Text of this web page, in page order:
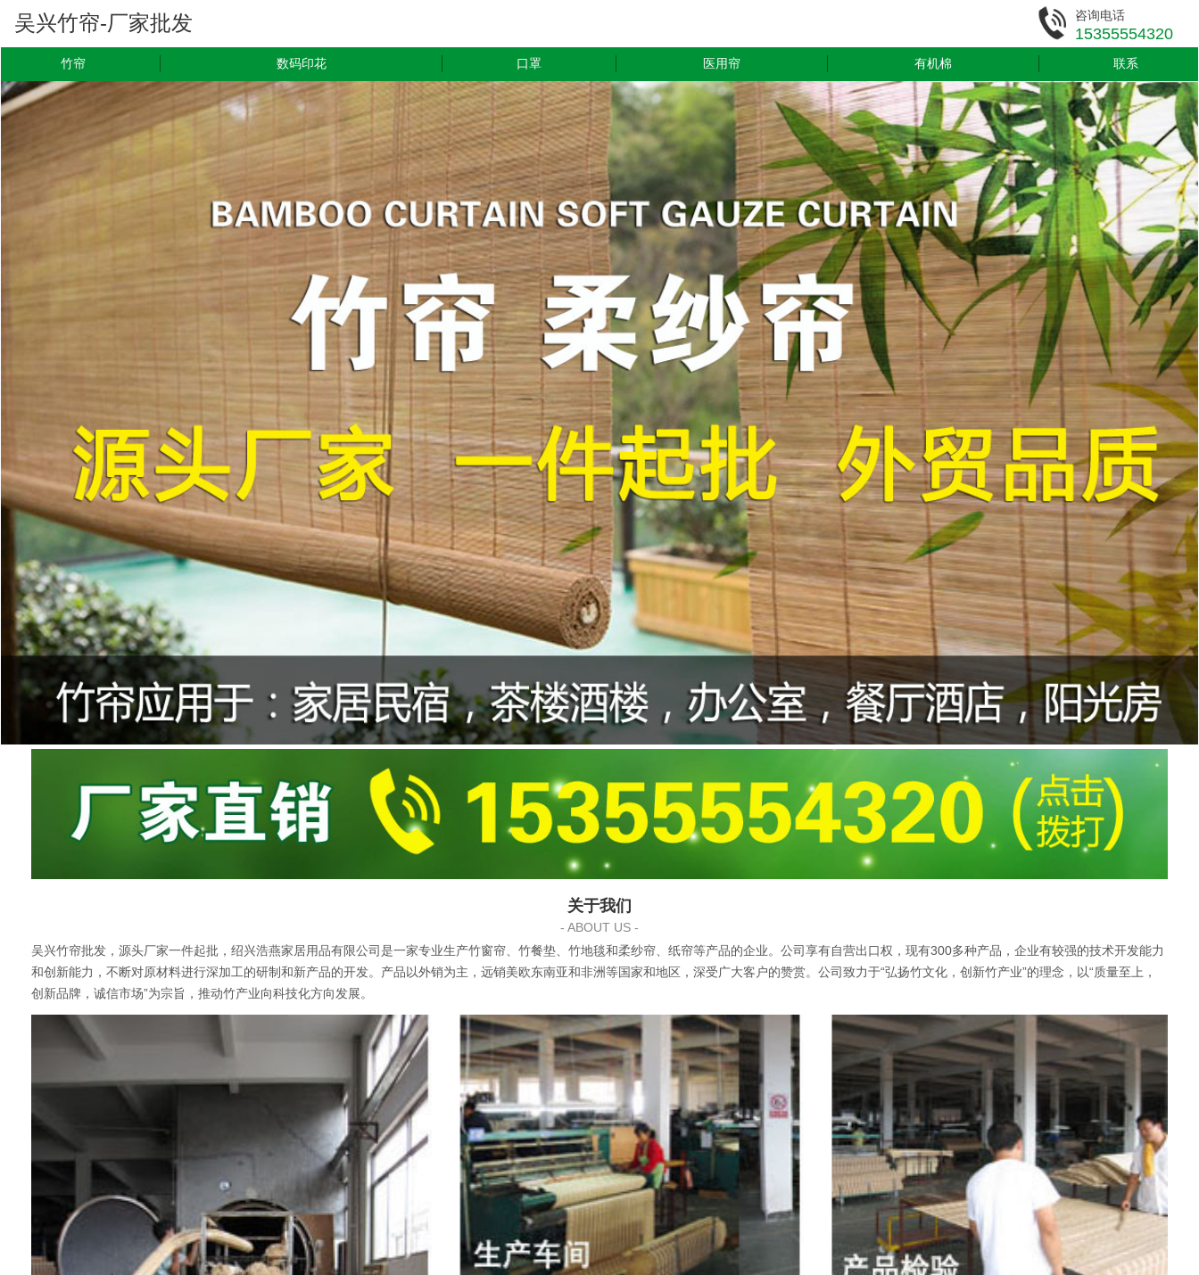
吴兴竹帘-厂家批发 咨询电话
15355554320
竹帘 数码印花 口罩 医用帘 有机棉 联系
关于我们
- ABOUT US -
吴兴竹帘批发，源头厂家一件起批，绍兴浩燕家居用品有限公司是一家专业生产竹窗帘、竹餐垫、竹地毯和柔纱帘、纸帘等产品的企业。公司享有自营出口权，现有300多种产品，企业有较强的技术开发能力
和创新能力，不断对原材料进行深加工的研制和新产品的开发。产品以外销为主，远销美欧东南亚和非洲等国家和地区，深受广大客户的赞赏。公司致力于“弘扬竹文化，创新竹产业”的理念，以“质量至上，
创新品牌，诚信市场”为宗旨，推动竹产业向科技化方向发展。